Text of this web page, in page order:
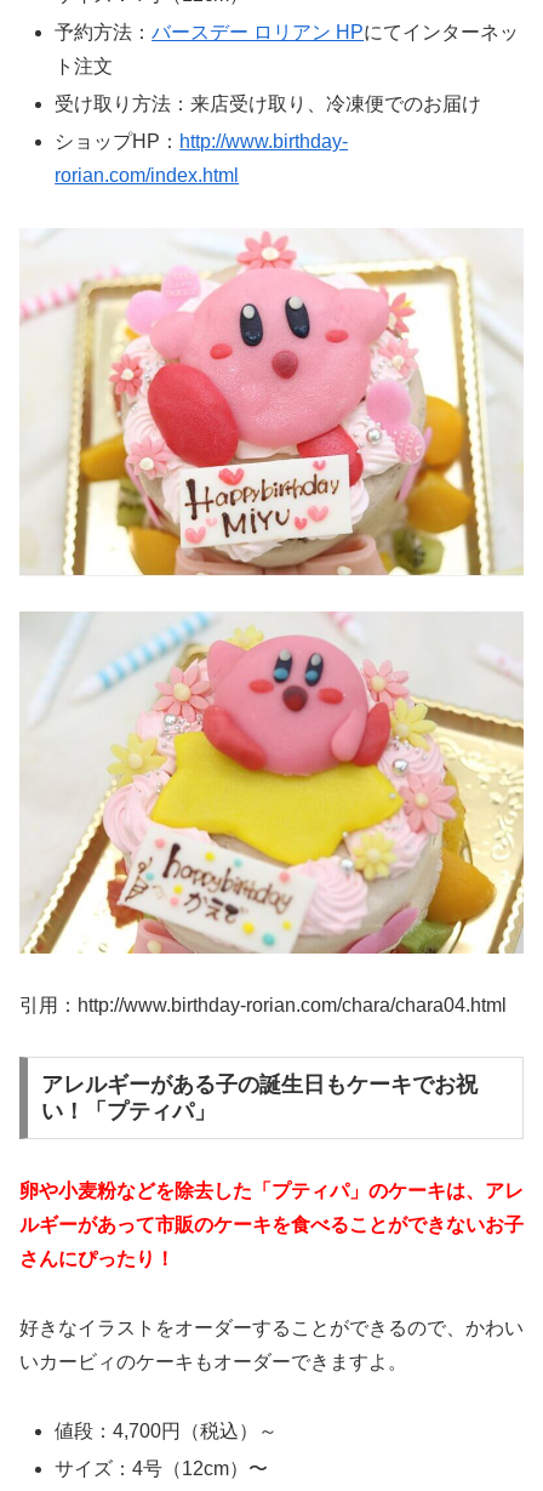
予約方法：バースデー ロリアン HPにてインターネッ
ト注文
受け取り方法：来店受け取り、冷凍便でのお届け
ショップHP： http://www.birthday-
rorian.com/index.html
引用：http://www.birthday-rorian.com/chara/chara04.html
アレルギーがある子の誕生日もケーキでお祝
い！「プティパ」
卵や小麦粉などを除去した「プティパ」のケーキは、アレ
ルギーがあって市販のケーキを食べることができないお子
さんにぴったり！
好きなイラストをオーダーすることができるので、かわい
いカービィのケーキもオーダーできますよ。
値段：4,700円（税込）～
サイズ：4号（12cm）〜